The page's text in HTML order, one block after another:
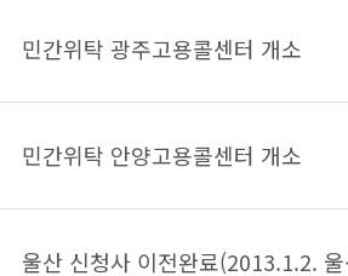
민간위탁 광주고용콜센터 개소
민간위탁 안양고용콜센터 개소
울산 신청사 이전완료(2013.1.2.